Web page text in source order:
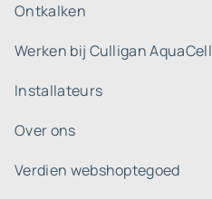
Ontkalken
Werken bij Culligan AquaCell
Installateurs
Over ons
Verdien webshoptegoed